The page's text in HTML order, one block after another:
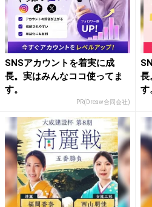
SNSアカウントを着実に成
長。実はみんなココ使ってま
す。
PR(Dreaw合同会社)
長
す